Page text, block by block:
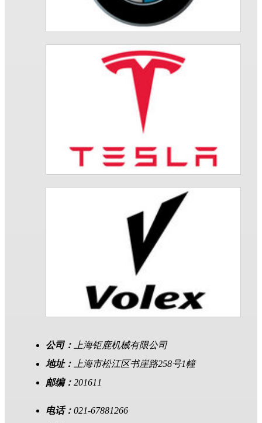
公司：
上海钜鹿机械有限公司
地址：
上海市松江区书崖路258号1幢
邮编： 201611
电话： 021-67881266